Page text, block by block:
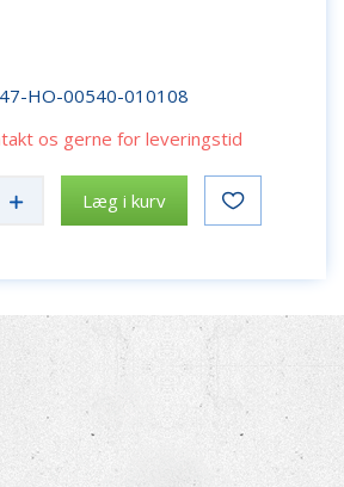
HO-00540-010108
os gerne for leveringstid
Læg i kurv